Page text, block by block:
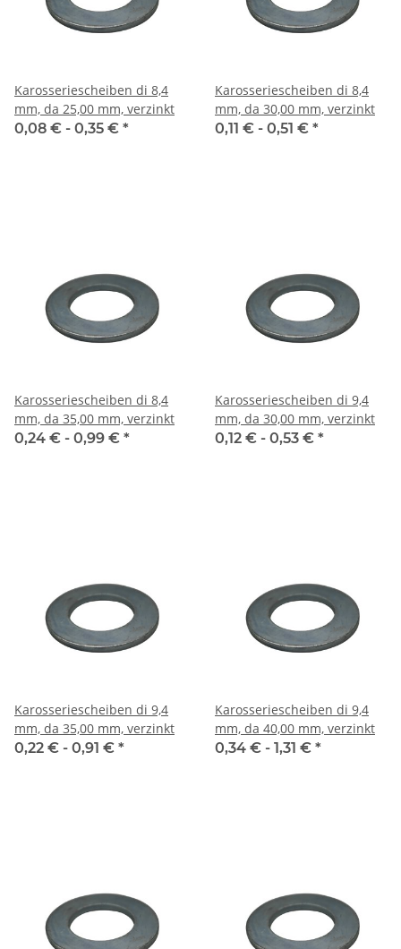
Karosseriescheiben di 8,4
mm, da 25,00 mm, verzinkt
0,08 € - 0,35 € *
Karosseriescheiben di 8,4
mm, da 30,00 mm, verzinkt
0,11 € - 0,51 € *
Karosseriescheiben di 8,4
mm, da 35,00 mm, verzinkt
0,24 € - 0,99 € *
Karosseriescheiben di 9,4
mm, da 30,00 mm, verzinkt
0,12 € - 0,53 € *
Karosseriescheiben di 9,4
mm, da 35,00 mm, verzinkt
0,22 € - 0,91 € *
Karosseriescheiben di 9,4
mm, da 40,00 mm, verzinkt
0,34 € - 1,31 € *